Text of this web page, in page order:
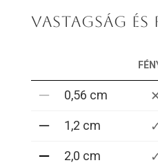
VASTAGSÁG ÉS
0,56 cm
1,2 cm ✓
2,0 cm ✓